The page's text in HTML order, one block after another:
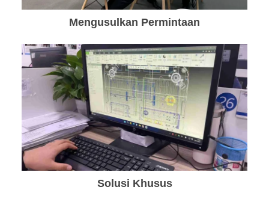
Mengusulkan Permintaan
Solusi Khusus